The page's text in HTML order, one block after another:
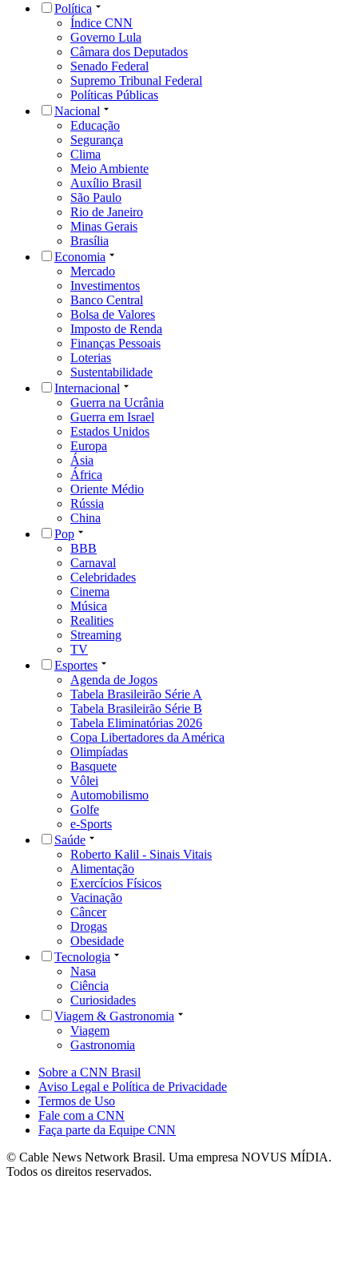
Política
Índice CNN
Governo Lula
Câmara dos Deputados
Senado Federal
Supremo Tribunal Federal
Políticas Públicas
Nacional
Educação
Segurança
Clima
Meio Ambiente
Auxílio Brasil
São Paulo
Rio de Janeiro
Minas Gerais
Brasília
Economia
Mercado
Investimentos
Banco Central
Bolsa de Valores
Imposto de Renda
Finanças Pessoais
Loterias
Sustentabilidade
Internacional
Guerra na Ucrânia
Guerra em Israel
Estados Unidos
Europa
Ásia
África
Oriente Médio
Rússia
China
Pop
BBB
Carnaval
Celebridades
Cinema
Música
Realities
Streaming
TV
Esportes
Agenda de Jogos
Tabela Brasileirão Série A
Tabela Brasileirão Série B
Tabela Eliminatórias 2026
Copa Libertadores da América
Olimpíadas
Basquete
Vôlei
Automobilismo
Golfe
e-Sports
Saúde
Roberto Kalil - Sinais Vitais
Alimentação
Exercícios Físicos
Vacinação
Câncer
Drogas
Obesidade
Tecnologia
Nasa
Ciência
Curiosidades
Viagem & Gastronomia
Viagem
Gastronomia
Sobre a CNN Brasil
Aviso Legal e Política de Privacidade
Termos de Uso
Fale com a CNN
Faça parte da Equipe CNN
© Cable News Network Brasil. Uma empresa NOVUS MÍDIA.
Todos os direitos reservados.